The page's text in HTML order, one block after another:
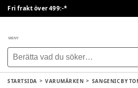
Fri frakt över 499:-*
MENY
STARTSIDA VARUMÄRKEN SANGENIC BY